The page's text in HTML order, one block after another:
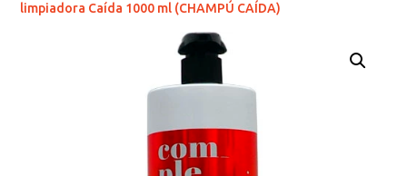
limpiadora Caída 1000 ml (CHAMPÚ CAÍDA)